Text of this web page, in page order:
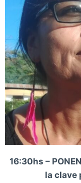
16:30hs –
la clave